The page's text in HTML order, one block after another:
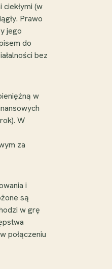
(w
Prawo
jego
do
bez
w
W
za
i
są
w grę
połączeniu